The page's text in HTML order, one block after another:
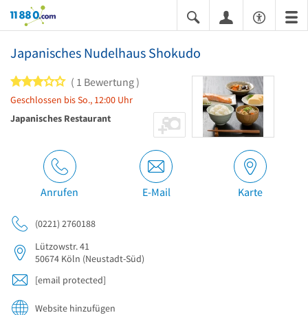
11880.com
Japanisches Nudelhaus Shokudo
3 von 5 Sternen
1 Bewertung
Geschlossen bis So., 12:00 Uhr
Japanisches Restaurant
Anrufen E-Mail Karte
(0221) 2760188
Lützowstr. 41
50674 Köln (Neustadt-Süd)
[email protected]
Website hinzufügen